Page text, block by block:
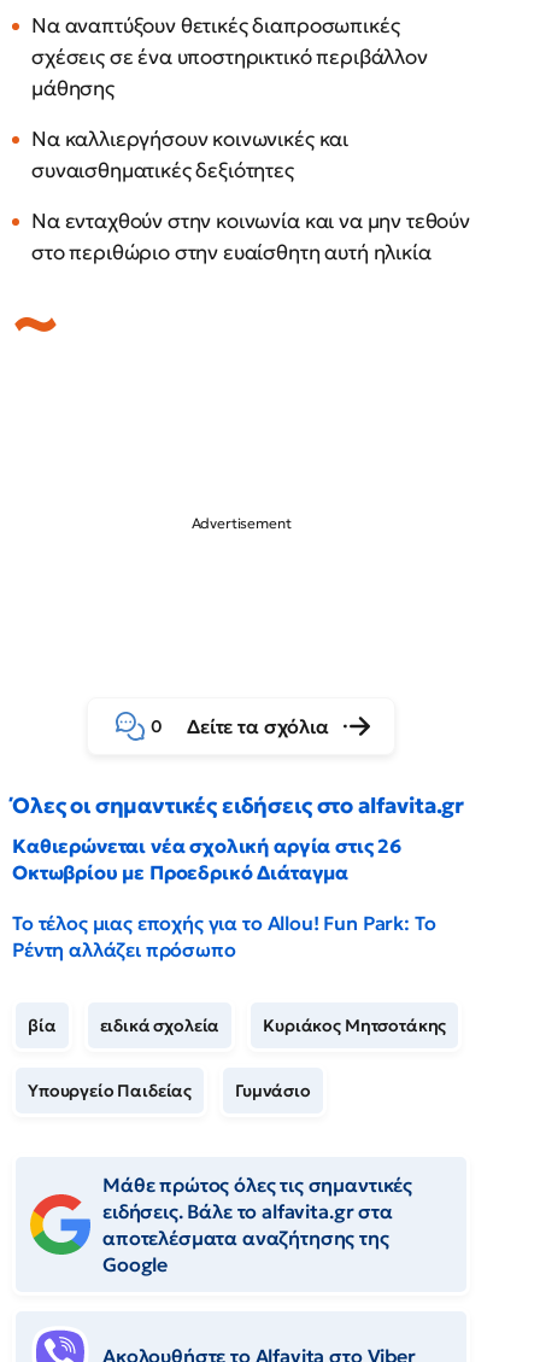
Να αναπτύξουν θετικές διαπροσωπικές
σχέσεις σε ένα υποστηρικτικό περιβάλλον
μάθησης
Να καλλιεργήσουν κοινωνικές και
συναισθηματικές δεξιότητες
Να ενταχθούν στην κοινωνία και να μην τεθούν
στο περιθώριο στην ευαίσθητη αυτή ηλικία
0 Δείτε τα σχόλια
Όλες οι σημαντικές ειδήσεις στο alfavita.gr
Καθιερώνεται νέα σχολική αργία στις 26
Οκτωβρίου με Προεδρικό Διάταγμα
Το τέλος μιας εποχής για το Allou! Fun Park: Το
Ρέντη αλλάζει πρόσωπο
βία ειδικά σχολεία Κυριάκος Μητσοτάκης
Υπουργείο Παιδείας Γυμνάσιο
Μάθε πρώτος όλες τις σημαντικές
ειδήσεις. Βάλε το alfavita.gr στα
αποτελέσματα αναζήτησης της
Google
Ακολουθήστε το Αlfavita στο Viber